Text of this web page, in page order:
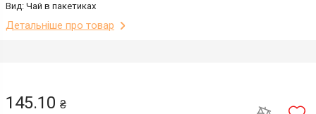
Вид: Чай в пакетиках
Детальніше про товар
145.10 ₴